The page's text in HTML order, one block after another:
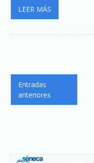
LEER MÁS
Navegación
de
Entradas
anteriores